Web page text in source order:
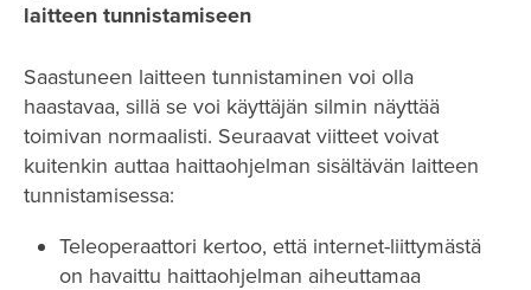
laitteen tunnistamiseen
Saastuneen laitteen tunnistaminen voi olla
haastavaa, sillä se voi käyttäjän silmin näyttää
toimivan normaalisti. Seuraavat viitteet voivat
kuitenkin auttaa haittaohjelman sisältävän laitteen
tunnistamisessa:
Teleoperaattori kertoo, että internet-liittymästä
on havaittu haittaohjelman aiheuttamaa